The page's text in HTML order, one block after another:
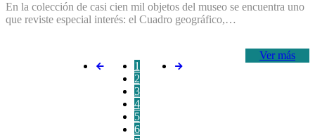
En la colección de casi cien mil objetos del museo se encuentra uno
que reviste especial interés: el Cuadro geográfico,…
Ver más
1
2
3
4
5
6